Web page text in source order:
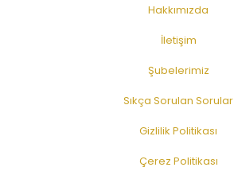
Hakkımızda
İletişim
Şubelerimiz
Sıkça Sorulan Sorular
Gizlilik Politikası
Çerez Politikası